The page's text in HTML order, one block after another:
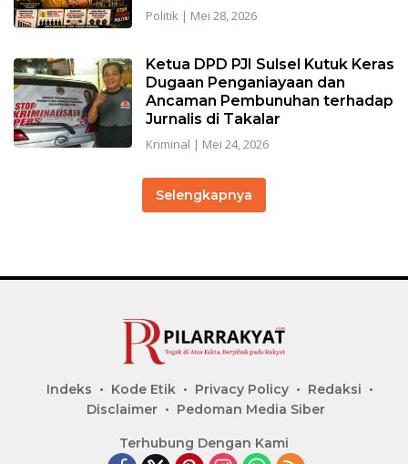
Politik | Mei 28, 2026
Ketua DPD PJI Sulsel Kutuk Keras
Dugaan Penganiayaan dan
Ancaman Pembunuhan terhadap
Jurnalis di Takalar
Kriminal | Mei 24, 2026
Selengkapnya
Indeks Kode Etik Privacy Policy
Redaksi
Disclaimer
Pedoman Media Siber
Terhubung Dengan Kami